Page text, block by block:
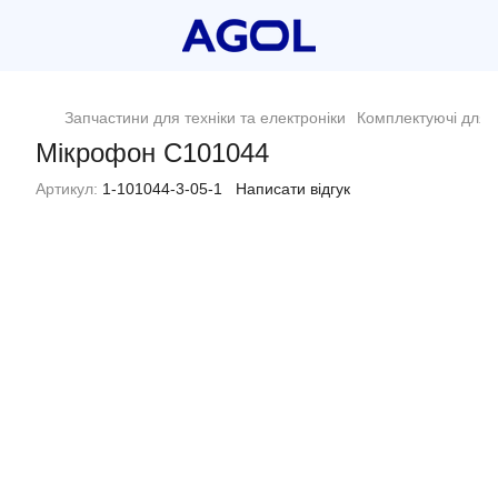
Запчастини для техніки та електроніки Комплектуючі для
Мікрофон C101044
Артикул: 1-101044-3-05-1 Написати відгук